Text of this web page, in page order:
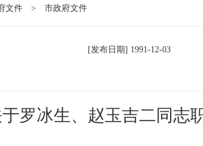
文件 > 市政府文件
[发布日期] 1991-12-03
罗冰生、赵玉吉二同志